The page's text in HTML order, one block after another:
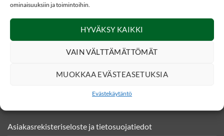
ominaisuuksiin ja toimintoihin.
HYVÄKSY KAIKKI
VAIN VÄLTTÄMÄTTÖMÄT
MUOKKAA EVÄSTEASETUKSIA
Evästekäytäntö
020 331490 (0,0835€/puh)
Asiakasrekisteriseloste ja tietosuojatiedot